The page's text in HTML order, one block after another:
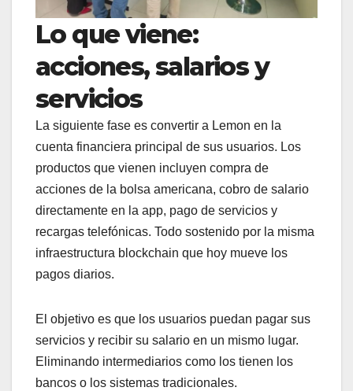
Lo que viene:
acciones, salarios y
servicios
La siguiente fase es convertir a Lemon en la
cuenta financiera principal de sus usuarios. Los
productos que vienen incluyen compra de
acciones de la bolsa americana, cobro de salario
directamente en la app, pago de servicios y
recargas telefónicas. Todo sostenido por la misma
infraestructura blockchain que hoy mueve los
pagos diarios.
El objetivo es que los usuarios puedan pagar sus
servicios y recibir su salario en un mismo lugar.
Eliminando intermediarios como los tienen los
bancos o los sistemas tradicionales.